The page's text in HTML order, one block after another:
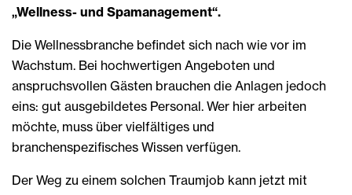
„Wellness- und Spamanagement“.
Die Wellnessbranche befindet sich nach wie vor im
Wachstum. Bei hochwertigen Angeboten und
anspruchsvollen Gästen brauchen die Anlagen jedoch
eins: gut ausgebildetes Personal. Wer hier arbeiten
möchte, muss über vielfältiges und
branchenspezifisches Wissen verfügen.
Der Weg zu einem solchen Traumjob kann jetzt mit